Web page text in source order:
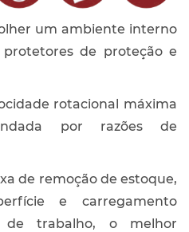
um ambiente interno
de proteção e
rotacional máxima
por razões de
de remoção de estoque,
e carregamento
trabalho, o melhor